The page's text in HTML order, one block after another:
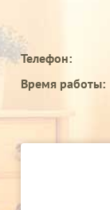
Телефон:
Время работы: